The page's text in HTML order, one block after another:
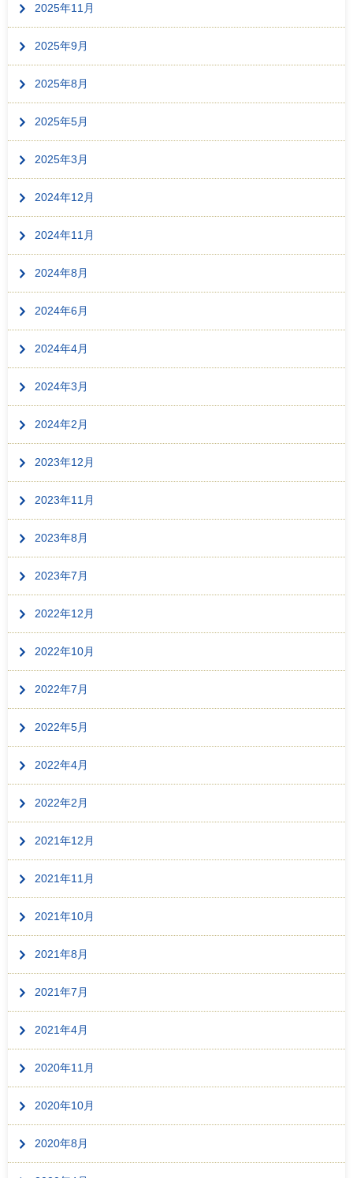
2025年11月
2025年9月
2025年8月
2025年5月
2025年3月
2024年12月
2024年11月
2024年8月
2024年6月
2024年4月
2024年3月
2024年2月
2023年12月
2023年11月
2023年8月
2023年7月
2022年12月
2022年10月
2022年7月
2022年5月
2022年4月
2022年2月
2021年12月
2021年11月
2021年10月
2021年8月
2021年7月
2021年4月
2020年11月
2020年10月
2020年8月